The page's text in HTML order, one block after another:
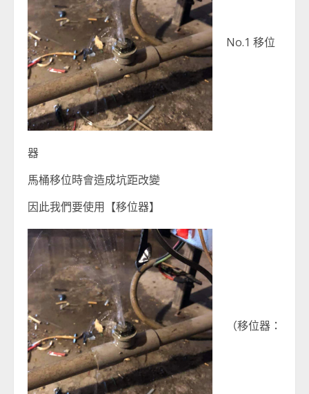
No.1 移位
器
馬桶移位時會造成坑距改變
因此我們要使用【移位器】
（移位器：